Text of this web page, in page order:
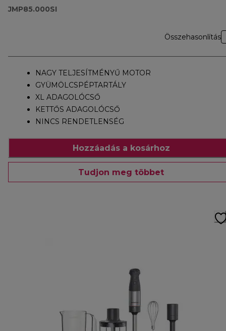
JMP85.000SI
Összehasonlítás
NAGY TELJESÍTMÉNYŰ MOTOR
GYÜMÖLCSPÉPTARTÁLY
XL ADAGOLÓCSŐ
KETTŐS ADAGOLÓCSŐ
NINCS RENDETLENSÉG
Hozzáadás a kosárhoz
Tudjon meg többet